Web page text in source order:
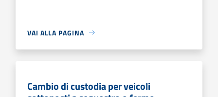
VAI ALLA PAGINA
Cambio di custodia per veicoli